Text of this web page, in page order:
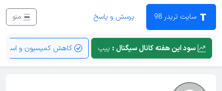
سایت تریدر 98 پرسش و پاسخ
سود این هفته کانال سیگنال : پیپ کاهش کمیسیون و اسپرد